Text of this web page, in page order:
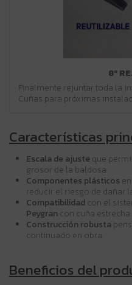
8º
Finalmente rejuntar toda la
Cuñas para próximas
Características
Escala de ajuste que
grosor de la baldosa.
Componentes plásticos
reducir el riesgo de dañar
Compatibilidad con el
Peygran con cuña estrecha.
Construcción robusta
continuado en obra.
Beneficios del